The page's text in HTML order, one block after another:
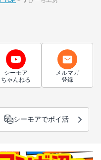
シーモア
ちゃんねる
メルマガ
登録
シーモアでポイ活